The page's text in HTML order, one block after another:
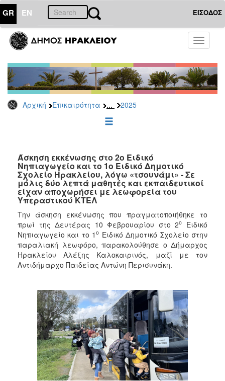
GR EN ΕΙΣΟΔΟΣ
Toggle
Αρχική Επικαιρότητα ... 2025
ΕΠΙΚΑΙΡΟΤΗΤΑ
Τύπου
Αρχείο
2026
2025
2022
2021
2020
2019
2018
2017
2016
2015
2012
2011
2010
2006
Άσκηση εκκένωσης στο 2ο Ειδικό
Νηπιαγωγείο και το 1ο Ειδικό Δημοτικό
Σχολείο Ηρακλείου, λόγω «τσουνάμι» - Σε
μόλις δύο λεπτά μαθητές και εκπαιδευτικοί
είχαν αποχωρήσει με λεωφορεία του
Υπεραστικού ΚΤΕΛ
Την άσκηση εκκένωσης που πραγματοποιήθηκε το
πρωί της Δευτέρας 10 Φεβρουαρίου στο 2ο
Ειδικό
Νηπιαγωγείο και το 1ο Ειδικό Δημοτικό Σχολείο στην
παραλιακή λεωφόρο, παρακολούθησε ο Δήμαρχος
Ηρακλείου Αλέξης Καλοκαιρινός, μαζί με τον
Αντιδήμαρχο Παιδείας Αντώνη Περισυνάκη.